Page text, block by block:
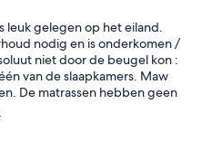
leuk gelegen op het eiland.
nodig en is onderkomen /
niet door de beugel kon :
van de slaapkamers. Maw
De matrassen hebben geen
een hoeslaken). Als je een
zodat de matrassen netjes